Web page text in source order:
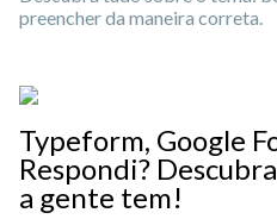
preencher da maneira correta.
Typeform, Google
Respondi?
a gente tem!